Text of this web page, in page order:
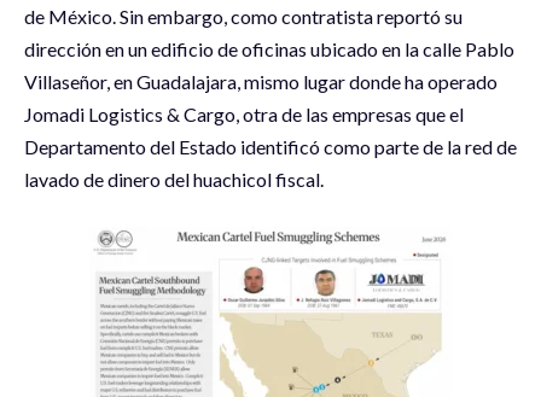
de México. Sin embargo, como contratista reportó su
dirección en un edificio de oficinas ubicado en la calle Pablo
Villaseñor, en Guadalajara, mismo lugar donde ha operado
Jomadi Logistics & Cargo, otra de las empresas que el
Departamento del Estado identificó como parte de la red de
lavado de dinero del huachicol fiscal.